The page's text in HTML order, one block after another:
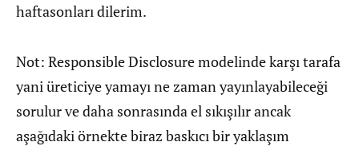
haftasonları dilerim.
Not: Responsible Disclosure modelinde karşı tarafa
yani üreticiye yamayı ne zaman yayınlayabileceği
sorulur ve daha sonrasında el sıkışılır ancak
aşağıdaki örnekte biraz baskıcı bir yaklaşım